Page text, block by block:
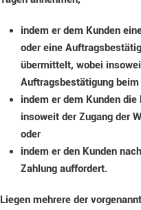
indem er dem Kunden
oder eine
übermittelt, wobei
Auftragsbestätigung
indem er dem Kunden
insoweit der Zugang der
oder
indem er den Kunden
Zahlung auffordert.
Liegen mehrere der